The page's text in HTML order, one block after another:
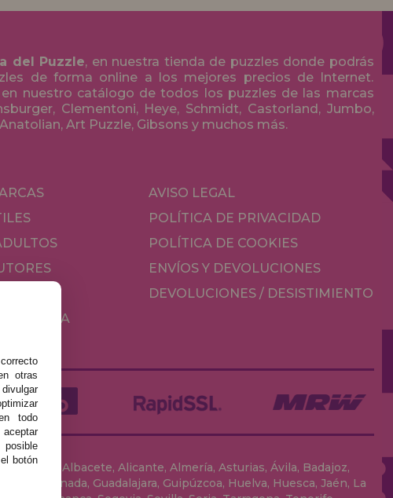
del Puzzle, en nuestra tienda de puzzles donde podrás
de forma online a los mejores precios de Internet.
nuestro catálogo de todos los puzzles de las marcas
Clementoni, Heye, Schmidt, Castorland, Jumbo,
Art Puzzle, Gibsons y muchos más.
DE MESA
AVISO LEGAL
POLÍTICA DE PRIVACIDAD
POLÍTICA DE COOKIES
ENVÍOS Y DEVOLUCIONES
DEVOLUCIONES / DESISTIMIENTO
Álava, Albacete, Alicante, Almería, Asturias, Ávila, Badajoz,
Granada, Guadalajara, Guipúzcoa, Huelva, Huesca, Jaén, La
otras
todo
botón